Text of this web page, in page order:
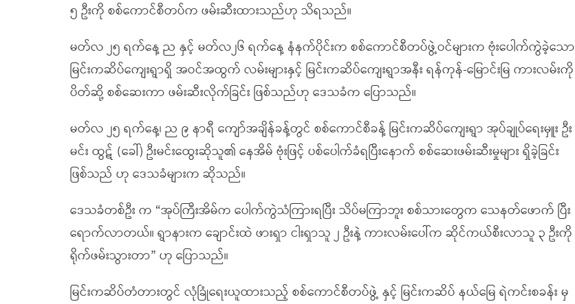
၅ ဦးကို စစ်ကောင်စီတပ်က ဖမ်းဆီးထားသည်ဟု သိရသည်။
မတ်လ ၂၅ ရက်နေ့ ည နှင့် မတ်လ၂၆ ရက်နေ့ နံနက်ပိုင်းက စစ်ကောင်စီတပ်ဖွဲ့ဝင်များက ဗုံးပေါက်ကွဲခဲ့သော
မြင်းကဆိပ်ကျေးရွာရှိ အဝင်အထွက် လမ်းများနှင့် မြင်းကဆိပ်ကျေးရွာအနီး ရန်ကုန်-မြောင်းမြ ကားလမ်းကို
ပိတ်ဆို့ စစ်ဆေးကာ ဖမ်းဆီးလိုက်ခြင်း ဖြစ်သည်ဟု ဒေသခံက ပြောသည်။
မတ်လ ၂၅ ရက်နေ့၊ ည ၉ နာရီ ကျော်အချိန်ခန့်တွင် စစ်ကောင်စီခန့် မြင်းကဆိပ်ကျေးရွာ အုပ်ချုပ်ရေးမှူး ဦး
မင်း ထွဋ် (ခေါ်) ဦးမင်းထွေးဆိုသူ၏ နေအိမ် ဗုံးဖြင့် ပစ်ပေါက်ခံရပြီးနောက် စစ်ဆေးဖမ်းဆီးမှုများ ရှိခဲ့ခြင်း
ဖြစ်သည် ဟု ဒေသခံများက ဆိုသည်။
ဒေသခံတစ်ဦး က “အုပ်ကြီးအိမ်က ပေါက်ကွဲသံကြားရပြီး သိပ်မကြာဘူး စစ်သားတွေက သေနတ်ဖောက် ပြီး
ရောက်လာတယ်။ ရွာနားက ချောင်းထဲ ဖားရှာ ငါးရှာသူ ၂ ဦးနဲ့ ကားလမ်းပေါ်က ဆိုင်ကယ်စီးလာသူ ၃ ဦးကို
ရိုက်ဖမ်းသွားတာ” ဟု ပြောသည်။
မြင်းကဆိပ်တံတားတွင် လုံခြုံရေးယူထားသည့် စစ်ကောင်စီတပ်ဖွဲ့ နှင့် မြင်းကဆိပ် နယ်မြေ ရဲကင်းစခန်း မှ